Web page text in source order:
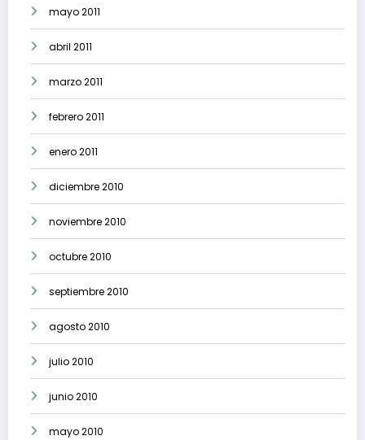
mayo 2011
abril 2011
marzo 2011
febrero 2011
enero 2011
diciembre 2010
noviembre 2010
octubre 2010
septiembre 2010
agosto 2010
julio 2010
junio 2010
mayo 2010